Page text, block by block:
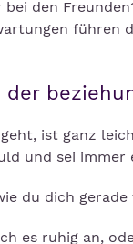
den
führen
ist ganz
und sei immer
du dich gerade
es ruhig an,